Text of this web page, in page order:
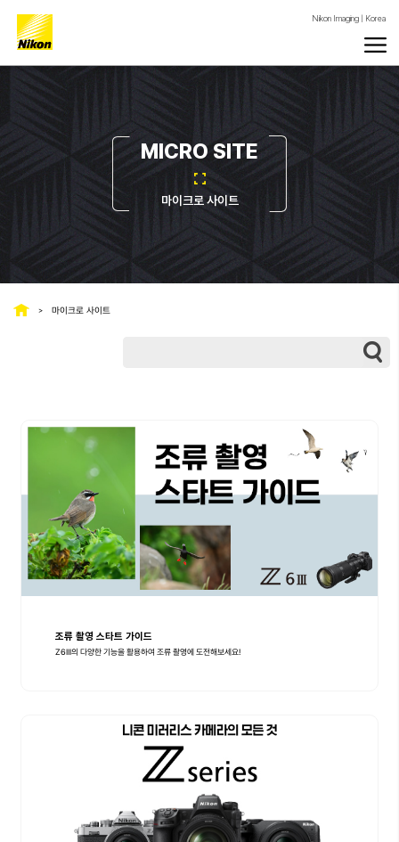
Nikon Imaging | Korea
MICRO SITE
마이크로 사이트
마이크로 사이트
조류 촬영 스타트 가이드
Z6III의 다양한 기능을 활용하여 조류 촬영에 도전해보세요!